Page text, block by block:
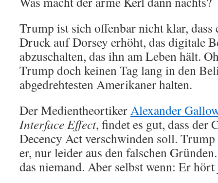
Trump ist sich offenbar nicht klar, dass
Druck auf Dorsey erhöht, das digitale
abzuschalten, das ihn am Leben hält.
Trump doch keinen Tag lang in den
abgedrehtesten Amerikaner halten.
Der MedientheortikerAlexander
Interface Effect, findet es gut, dass der
Decency Act verschwinden soll.
er, nur leider aus den falschen
das niemand. Aber selbst wenn: Er